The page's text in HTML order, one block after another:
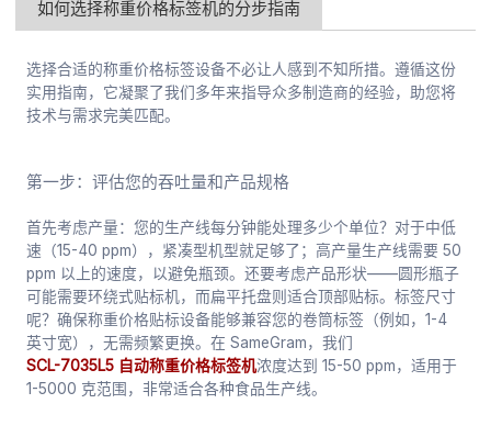
如何选择称重价格标签机的分步指南
选择合适的称重价格标签设备不必让人感到不知所措。遵循这份
实用指南，它凝聚了我们多年来指导众多制造商的经验，助您将
技术与需求完美匹配。
第一步：评估您的吞吐量和产品规格
首先考虑产量：您的生产线每分钟能处理多少个单位？对于中低
速（15-40 ppm），紧凑型机型就足够了；高产量生产线需要 50
ppm 以上的速度，以避免瓶颈。还要考虑产品形状——圆形瓶子
可能需要环绕式贴标机，而扁平托盘则适合顶部贴标。标签尺寸
呢？确保称重价格贴标设备能够兼容您的卷筒标签（例如，1-4
英寸宽），无需频繁更换。在 SameGram，我们
SCL-7035L5 自动称重价格标签机浓度达到 15-50 ppm，适用于
1-5000 克范围，非常适合各种食品生产线。